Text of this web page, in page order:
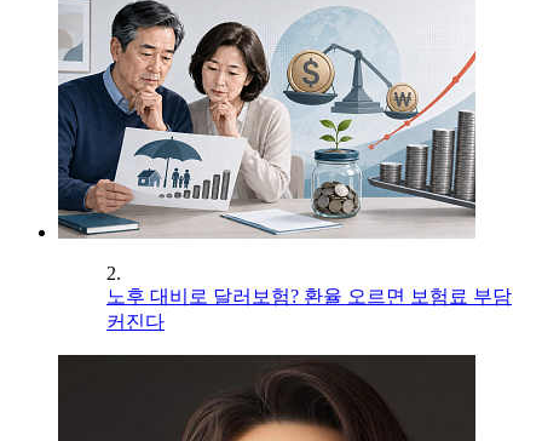
2.
노후 대비로 달러보험? 환율 오르면 보험료 부담
커진다